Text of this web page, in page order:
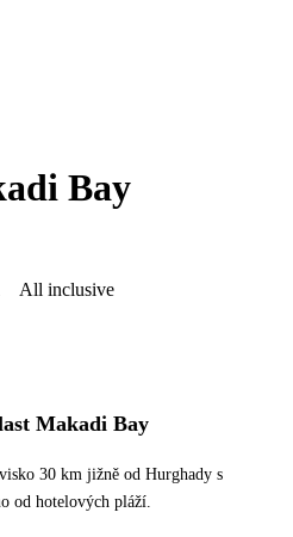
Bay
All inclusive
Makadi Bay
30 km jižně od Hurghady s
od hotelových pláží.